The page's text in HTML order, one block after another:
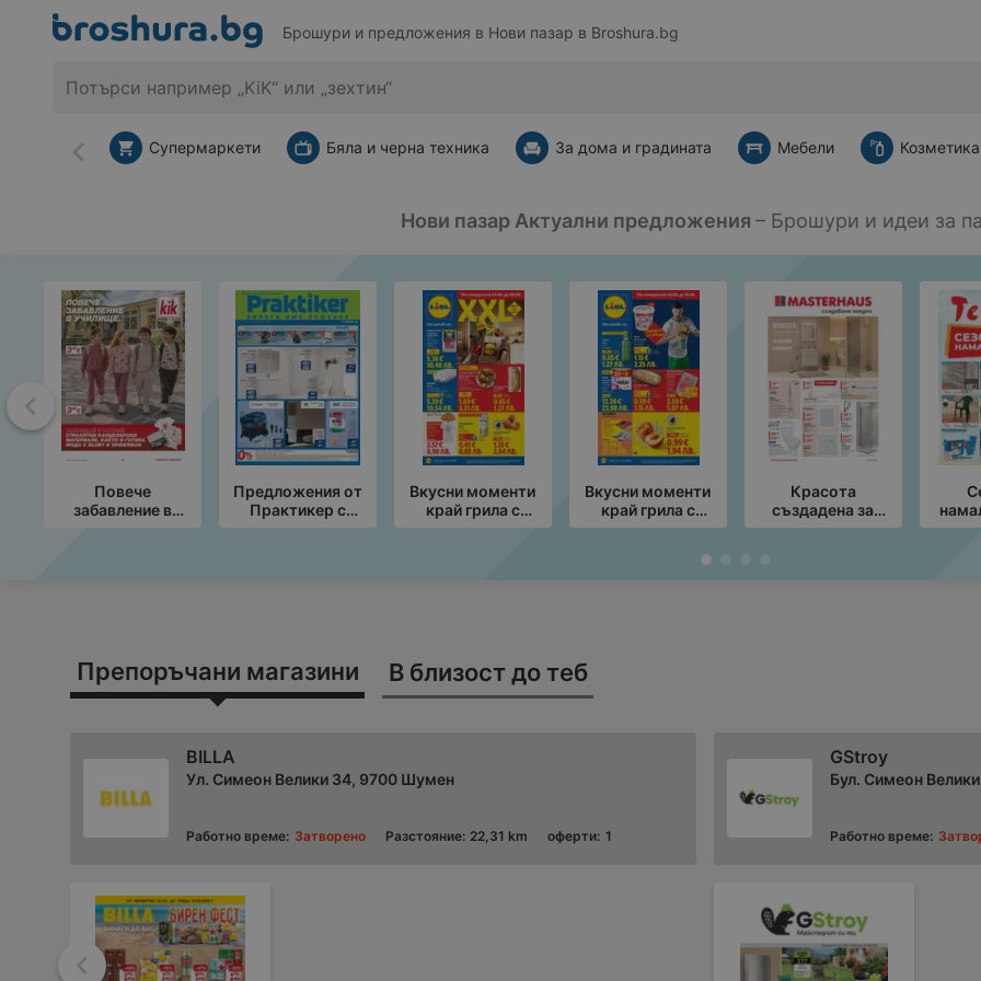
Брошури и предложения в Нови пазар в Broshura.bg
Назад
Супермаркети Бяла и черна техника За дома и градината Мебели Козметика
Нови пазар Актуални предложения – Брошури и идеи за
Назад
Повече
забавление в
училище с KiK
Предложения от
Практикер с
валидност до
Вкусни моменти
край грила с
ЛИДЛ
09.08.2026
Вкусни моменти
край грила с
ЛИДЛ
16.08.2026
Красота
създадена за
Вашия комфорт с
30.08.2026
-
Препоръчани магазини В близост до теб
BILLA
Ул. Симеон Велики 34, 9700 Шумен
Работно време: Затворено Разстояние: 22,31 km оферти: 1
GStroy
Бул. Симеон
Работно време: